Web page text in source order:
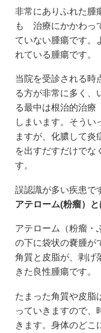
非常にありふれた腫
も 治療にかかわっ
ていない腫瘍です。
れている腫瘍です。
当院を受診される時
る方が非常に多く、
る最中は根治的治療
しまいます。そうい
ますが、化膿して炎
を出すだすだけでな
す。
誤認識が多い疾患で
アテローム(粉瘤）と
アテローム（粉瘤・
の下に袋状の嚢腫が
角質と皮脂が、剥げ
きた良性腫瘍です。
たまった角質や皮脂
っていきますので、
きます。身体のどこ